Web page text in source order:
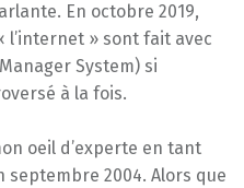
En octobre 2019,
l’internet » sont fait avec
System) si
à la fois.
oeil d’experte en tant
septembre 2004. Alors que